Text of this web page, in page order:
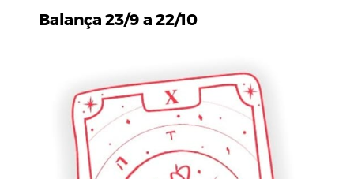
Balança 23/9 a 22/10